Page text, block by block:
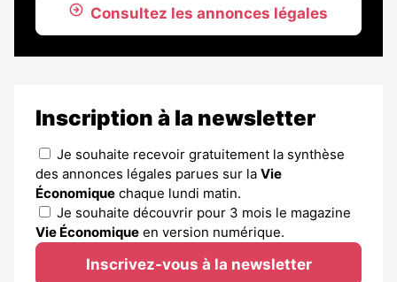
Consultez les annonces légales
Inscription à la newsletter
Je souhaite recevoir gratuitement la synthèse
des annonces légales parues sur la Vie
Économique chaque lundi matin.
Je souhaite découvrir pour 3 mois le magazine
Vie Économique en version numérique.
Inscrivez-vous à la newsletter